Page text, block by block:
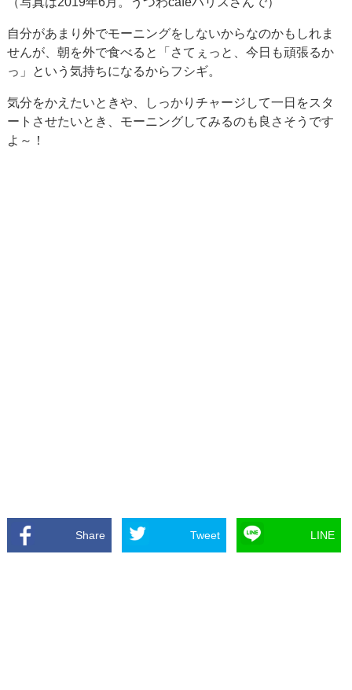
自分があまり外でモーニングをしないからなのかもしれま
せんが、朝を外で食べると「さてぇっと、今日も頑張るか
っ」という気持ちになるからフシギ。
気分をかえたいときや、しっかりチャージして一日をスタ
ートさせたいとき、モーニングしてみるのも良さそうです
よ～！
Share Tweet LINE